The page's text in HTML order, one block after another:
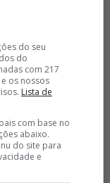
do seu
do
com 217
os nossos
Lista de
com base no
abaixo.
do site para
e